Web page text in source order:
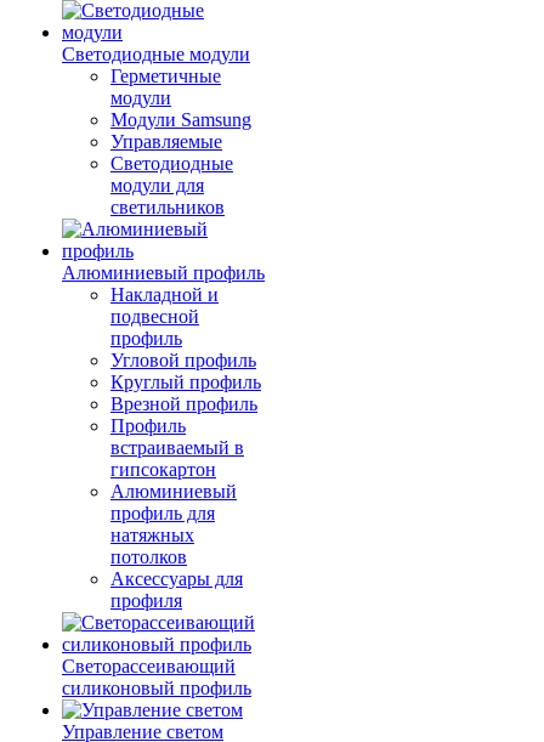
Светодиодные модули
Герметичные
модули
Модули Samsung
Управляемые
Светодиодные
модули для
светильников
Алюминиевый профиль
Накладной и
подвесной
профиль
Угловой профиль
Круглый профиль
Врезной профиль
Профиль
встраиваемый в
гипсокартон
Алюминиевый
профиль для
натяжных
потолков
Аксессуары для
профиля
Светорассеивающий
силиконовый профиль
Управление светом